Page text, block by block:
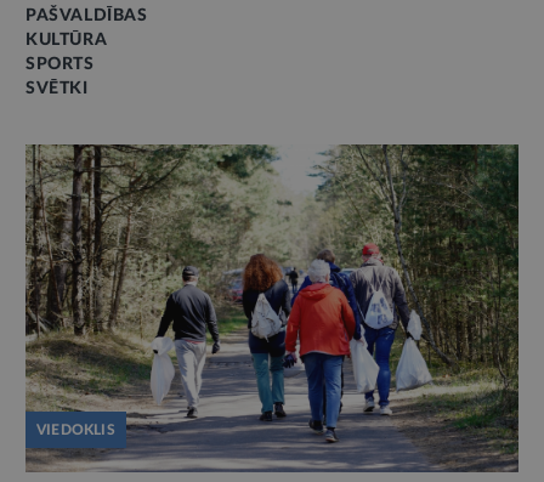
PAŠVALDĪBAS
KULTŪRA
SPORTS
SVĒTKI
VIEDOKLIS